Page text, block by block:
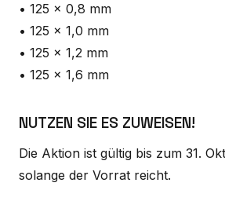
• 125 x 0,8 mm
• 125 x 1,0 mm
• 125 x 1,2 mm
• 125 x 1,6 mm
NUTZEN SIE ES ZUWEISEN!
Die Aktion ist gültig bis zum 31.
solange der Vorrat reicht.